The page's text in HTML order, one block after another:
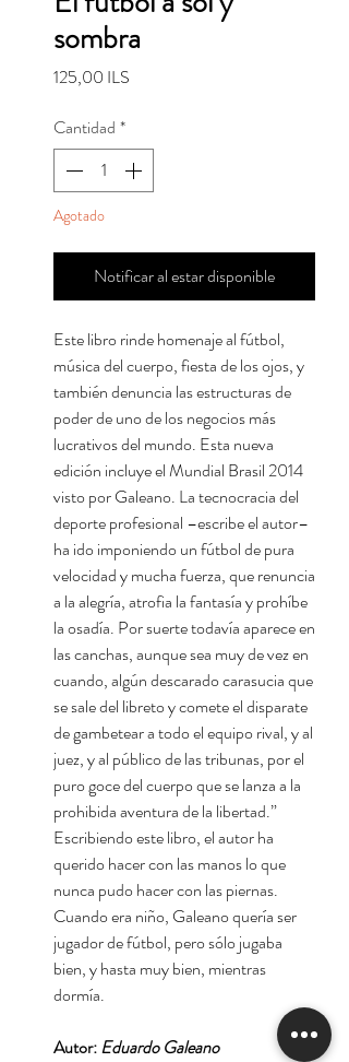
sombra
125,00 ILS
Cantidad *
Agotado
Notificar al estar disponible
Este libro rinde homenaje al fútbol,
música del cuerpo, fiesta de los ojos, y
también denuncia las estructuras de
poder de uno de los negocios más
lucrativos del mundo. Esta nueva
edición incluye el Mundial Brasil 2014
visto por Galeano. La tecnocracia del
deporte profesional –escribe el autor–
ha ido imponiendo un fútbol de pura
velocidad y mucha fuerza, que renuncia
a la alegría, atrofia la fantasía y prohíbe
la osadía. Por suerte todavía aparece en
las canchas, aunque sea muy de vez en
cuando, algún descarado carasucia que
se sale del libreto y comete el disparate
de gambetear a todo el equipo rival, y al
juez, y al público de las tribunas, por el
puro goce del cuerpo que se lanza a la
prohibida aventura de la libertad.”
Escribiendo este libro, el autor ha
querido hacer con las manos lo que
nunca pudo hacer con las piernas.
Cuando era niño, Galeano quería ser
jugador de fútbol, pero sólo jugaba
bien, y hasta muy bien, mientras
dormía.
Autor:Eduardo Galeano